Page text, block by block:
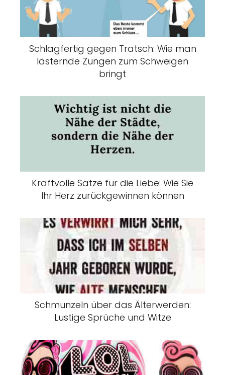
Schlagfertig gegen Tratsch: Wie man
lästernde Zungen zum Schweigen
bringt
Kraftvolle Sätze für die Liebe: Wie Sie
Ihr Herz zurückgewinnen können
Schmunzeln über das Älterwerden:
Lustige Sprüche und Witze